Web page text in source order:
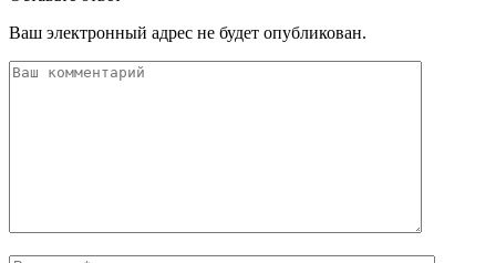
Ваш электронный адрес не будет опубликован.